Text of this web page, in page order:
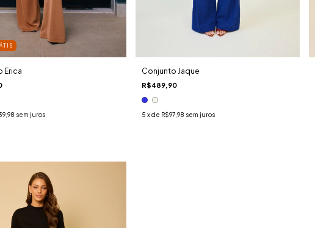
Erica
sem juros
Conjunto Jaque
R$489,90
5 x de R$97,98 sem juros